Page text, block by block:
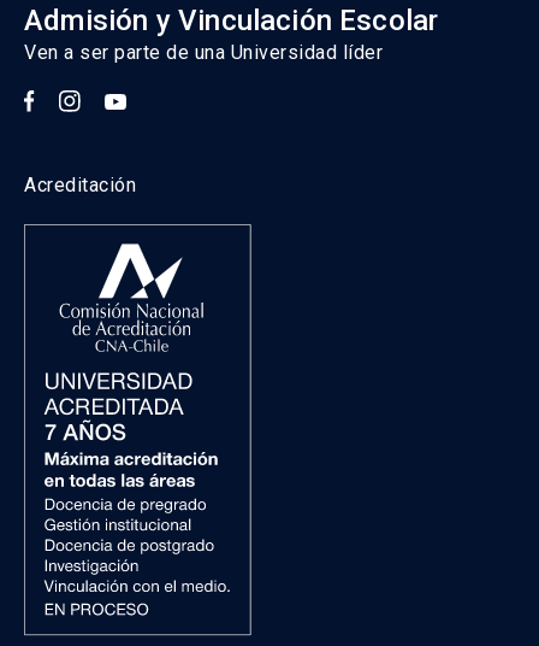
Admisión y Vinculación Escolar
Ven a ser parte de una Universidad líder
Acreditación